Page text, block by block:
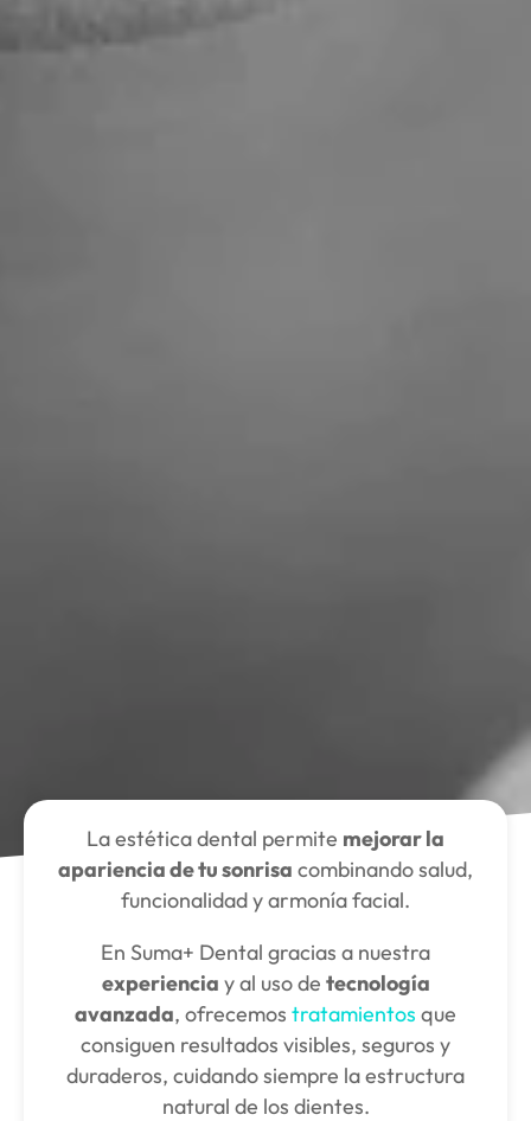
La estética dental permite mejorar la
apariencia de tu sonrisa combinando salud,
funcionalidad y armonía facial.
En Suma+ Dental gracias a nuestra
experiencia y al uso de tecnología
avanzada, ofrecemos tratamientos que
consiguen resultados visibles, seguros y
duraderos, cuidando siempre la estructura
natural de los dientes.